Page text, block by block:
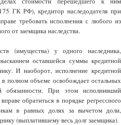
ГК РФ), кредитор наследодателя при
требовать исполнения с любого из
от заемщика наследства.
(имущества) у одного наследника,
оставшейся суммы кредитной
И наоборот, исполнение кредитной
полном объеме освобождает остальных
обязанности. При этом исполнивший
обратиться в порядке регрессного
в равных долях за вычетом доли,
(выплатившему весь долг заемщика).